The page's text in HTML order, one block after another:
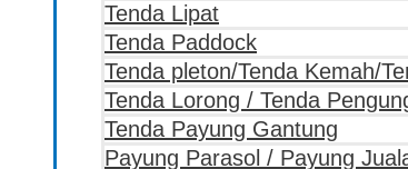
Tenda Lipat
Tenda Paddock
Tenda pleton/Tenda Kemah/
Tenda Lorong / Tenda
Tenda Payung Gantung
Payung Parasol / Payung